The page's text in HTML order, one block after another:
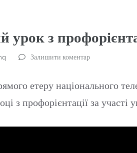
урок з
Залишити коментар
етеру національного
з профорієнтації за участі